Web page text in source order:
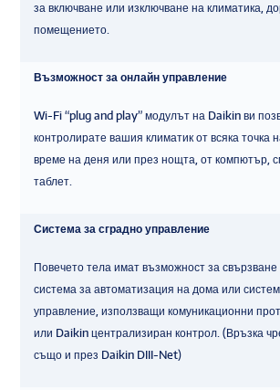
за включване или изключване на климатика,
помещението.
Възможност за онлайн управление
Wi-Fi “plug and play” модулът на Daikin ви
контролирате вашия климатик от всяка точка
време на деня или през нощта, от компютър,
таблет.
Система за сградно управление
Повечето тела имат възможност за
система за автоматизация на дома или
управление, използващи комуникационни
или Daikin централизиран контрол. (Връзка
също и през Daikin DIII-Net)